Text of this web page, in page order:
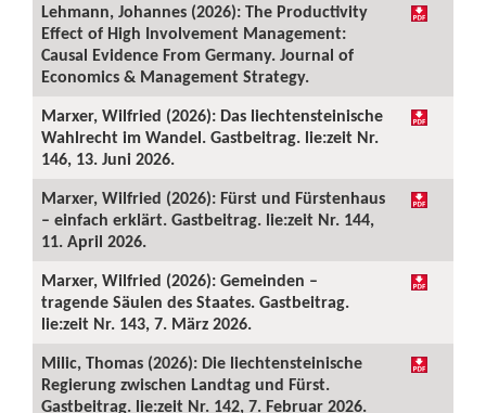
Lehmann, Johannes (2026): The Productivity
Effect of High Involvement Management:
Causal Evidence From Germany. Journal of
Economics & Management Strategy.
Marxer, Wilfried (2026): Das liechtensteinische
Wahlrecht im Wandel. Gastbeitrag. lie:zeit Nr.
146, 13. Juni 2026.
Marxer, Wilfried (2026): Fürst und Fürstenhaus
– einfach erklärt. Gastbeitrag. lie:zeit Nr. 144,
11. April 2026.
Marxer, Wilfried (2026): Gemeinden –
tragende Säulen des Staates. Gastbeitrag.
lie:zeit Nr. 143, 7. März 2026.
Milic, Thomas (2026): Die liechtensteinische
Regierung zwischen Landtag und Fürst.
Gastbeitrag. lie:zeit Nr. 142, 7. Februar 2026.